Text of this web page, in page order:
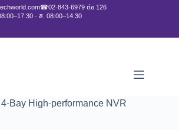
☎02-843-6979 ต่อ 126
· ส. 08:00–14:30